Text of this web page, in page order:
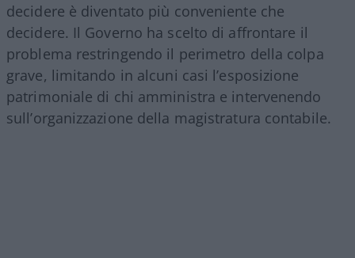
decidere è diventato più conveniente che
decidere. Il Governo ha scelto di affrontare il
problema restringendo il perimetro della colpa
grave, limitando in alcuni casi l’esposizione
patrimoniale di chi amministra e intervenendo
sull’organizzazione della magistratura contabile.